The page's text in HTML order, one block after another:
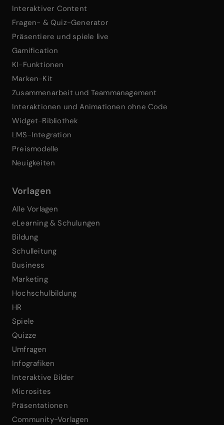
Interaktiver Content
Fragen- & Quiz-Generator
Präsentiere und spiele live
Gamification
KI-Funktionen
Marken-Kit
Zusammenarbeit und Teammanagement
Interaktionen und Animationen ohne Code
Widget-Bibliothek
LMS-Integration
Preismodelle
Neuigkeiten
Vorlagen
Alle Vorlagen
eLearning & Schulungen
Bildung
Schulleitung
Business
Marketing
Hochschulbildung
HR
Spiele
Quizze
Umfragen
Infografiken
Interaktive Bilder
Microsites
Präsentationen
Community-Vorlagen